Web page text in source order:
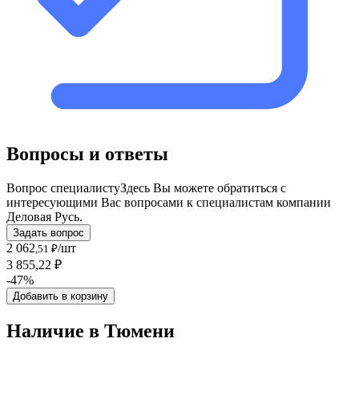
Вопросы и ответы
Вопрос специалистуЗдесь Вы можете обратиться с
интересующими Вас вопросами к специалистам компании
Деловая Русь.
Задать вопрос
2 062,51 ₽/шт
3 855,22 ₽
-47%
Добавить в корзину
Наличие в Тюмени